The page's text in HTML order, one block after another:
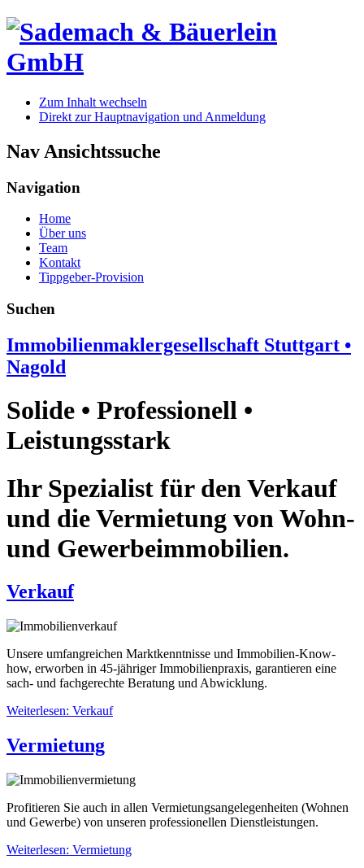
Zum Inhalt wechseln
Direkt zur Hauptnavigation und Anmeldung
Nav Ansichtssuche
Navigation
Home
Über uns
Team
Kontakt
Tippgeber-Provision
Suchen
Immobilienmaklergesellschaft Stuttgart •
Nagold
Solide • Professionell •
Leistungsstark
Ihr Spezialist für den Verkauf
und die Vermietung von Wohn-
und Gewerbeimmobilien.
Verkauf
Unsere umfangreichen Marktkenntnisse und Immobilien-Know-
how, erworben in 45-jähriger Immobilienpraxis, garantieren eine
sach- und fachgerechte Beratung und Abwicklung.
Weiterlesen: Verkauf
Vermietung
Profitieren Sie auch in allen Vermietungsangelegenheiten (Wohnen
und Gewerbe) von unseren professionellen Dienstleistungen.
Weiterlesen: Vermietung